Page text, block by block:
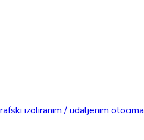
izoliranim / udaljenim otocima